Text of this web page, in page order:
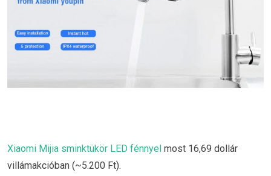
Xiaomi Mijia sminktükör LED fénnyel most 16,69 dollár
villámakcióban (~5.200 Ft).